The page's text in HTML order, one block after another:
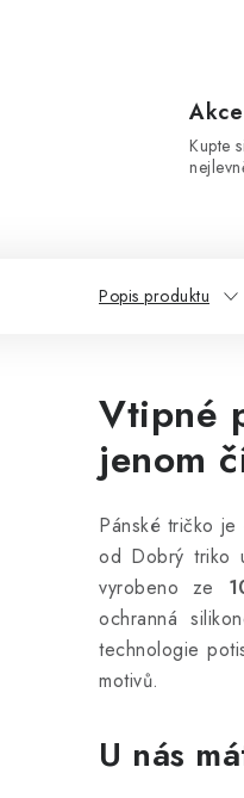
Kupte
Popis produktu
Vtipné
jenom
Pánské tričko
od Dobrý triko
vyrobeno ze
ochranná
technologie
motivů.
U nás